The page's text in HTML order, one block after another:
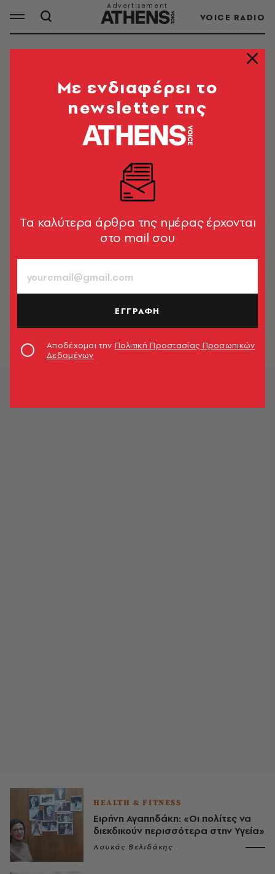
VOICE RADIO
ΔΗΜΟΣΙΑ ΥΓΕΙΑ
ΟΛΑ ΤΑ ΑΡΘΡΑ ΤΟΥ TAG
HEALTH & FITNESS
40.000.000 κουτιά ληγμένων
φαρμάκων ετησίως
ΠΟΛΙΤΙΚΗ & ΟΙΚΟΝΟΜΙΑ
Παρατείνεται η επιδότηση εργασίας
υγείας
HEALTH & FITNESS
Ειρήνη Αγαπηδάκη: «Οι πολίτες να
διεκδικούν περισσότερα στην Υγεία»
Λουκάς Βελιδάκης
Mε ενδιαφέρει το
newsletter της
Tα καλύτερα άρθρα της ημέρας έρχονται
στο mail σου
ΕΓΓΡΑΦΗ
Αποδέχομαι την Πολιτική Προστασίας Προσωπικών
Δεδομένων